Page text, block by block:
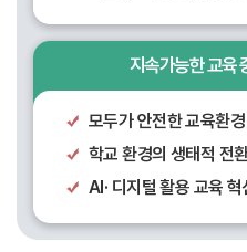
지속가능한 교육
모두가 안전한 교육환
학교 환경의 생태적 전
AI· 디지털 활용 교육 혁